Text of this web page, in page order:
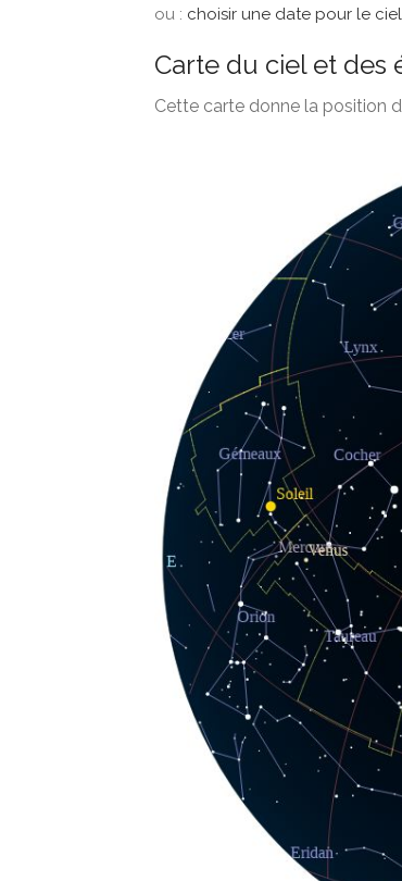
ou : choisir une date pour le ciel
Carte du ciel et des
Cette carte donne la position